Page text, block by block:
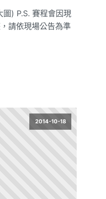
) P.S. 賽程會因現
請依現場公告為準
2014-10-18